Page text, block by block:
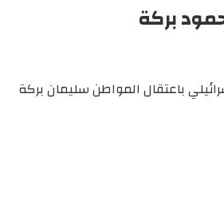
بركة
باعتقال المواطن سليمان بركة